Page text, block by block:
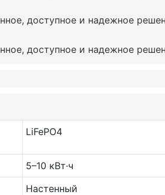
LiFePO4
5–10 кВт·ч
Настенный